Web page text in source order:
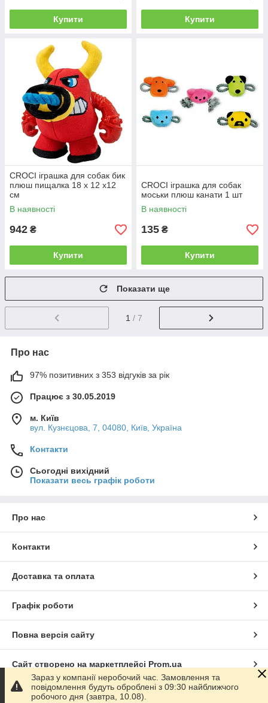
Купити Купити
CROCI іграшка для собак бик
плюш пищалка 18 х 12 х12
см
В наявності
942 ₴
Купити
CROCI іграшка для собак
моськи плюш канати 1 шт
В наявності
135 ₴
Купити
Показати ще
1 / 7
Про нас
97% позитивних з 353 відгуків за рік
Працює з 30.05.2019
м. Київ
вул. Кузнєцова, 7, 04080, Київ, Україна
Контакти
Сьогодні вихідний
Показати весь графік роботи
Про нас
Контакти
Доставка та оплата
Графік роботи
Повна версія сайту
Сайт створено на маркетплейсі Prom.ua
Політика конфіденційності
Зараз у компанії неробочий час. Замовлення та
повідомлення будуть оброблені з 09:30 найближчого
робочого дня (завтра, 10.08).